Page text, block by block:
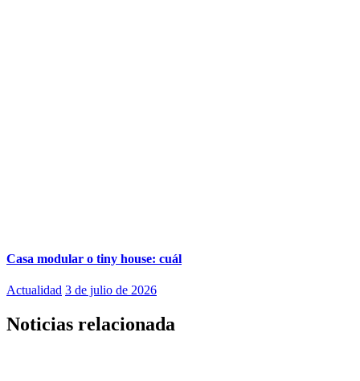
Casa modular o tiny house: cuál
Actualidad 3 de julio de 2026
Noticias relacionada